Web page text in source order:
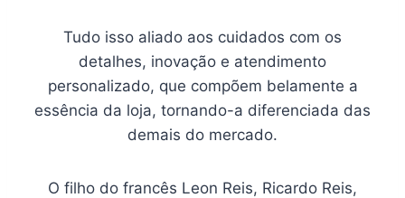
Tudo isso aliado aos cuidados com os
detalhes, inovação e atendimento
personalizado, que compõem belamente a
essência da loja, tornando-a diferenciada das
demais do mercado.
O filho do francês Leon Reis, Ricardo Reis,